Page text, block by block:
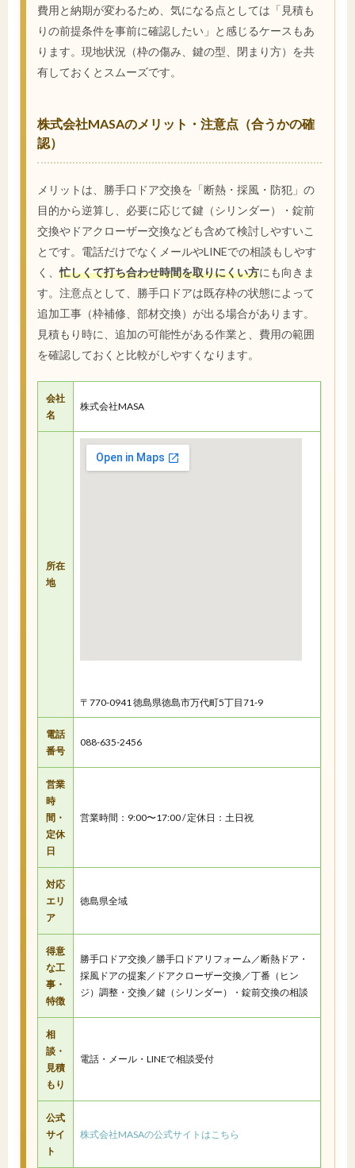
費用と納期が変わるため、気になる点としては「見積も
りの前提条件を事前に確認したい」と感じるケースもあ
ります。現地状況（枠の傷み、鍵の型、閉まり方）を共
有しておくとスムーズです。
株式会社MASAのメリット・注意点（合うかの確
認）
メリットは、勝手口ドア交換を「断熱・採風・防犯」の
目的から逆算し、必要に応じて鍵（シリンダー）・錠前
交換やドアクローザー交換なども含めて検討しやすいこ
とです。電話だけでなくメールやLINEでの相談もしやす
く、忙しくて打ち合わせ時間を取りにくい方にも向きま
す。注意点として、勝手口ドアは既存枠の状態によって
追加工事（枠補修、部材交換）が出る場合があります。
見積もり時に、追加の可能性がある作業と、費用の範囲
を確認しておくと比較がしやすくなります。
会社
名
株式会社MASA
所在
地
〒770-0941 徳島県徳島市万代町5丁目71-9
電話
番号
088-635-2456
営業
時
間・
定休
日
営業時間：9:00〜17:00 / 定休日：土日祝
対応
エリ
ア
徳島県全域
得意
な工
事・
特徴
勝手口ドア交換／勝手口ドアリフォーム／断熱ドア・
採風ドアの提案／ドアクローザー交換／丁番（ヒン
ジ）調整・交換／鍵（シリンダー）・錠前交換の相談
相
談・
見積
もり
電話・メール・LINEで相談受付
公式
サイ
ト
株式会社MASAの公式サイトはこちら